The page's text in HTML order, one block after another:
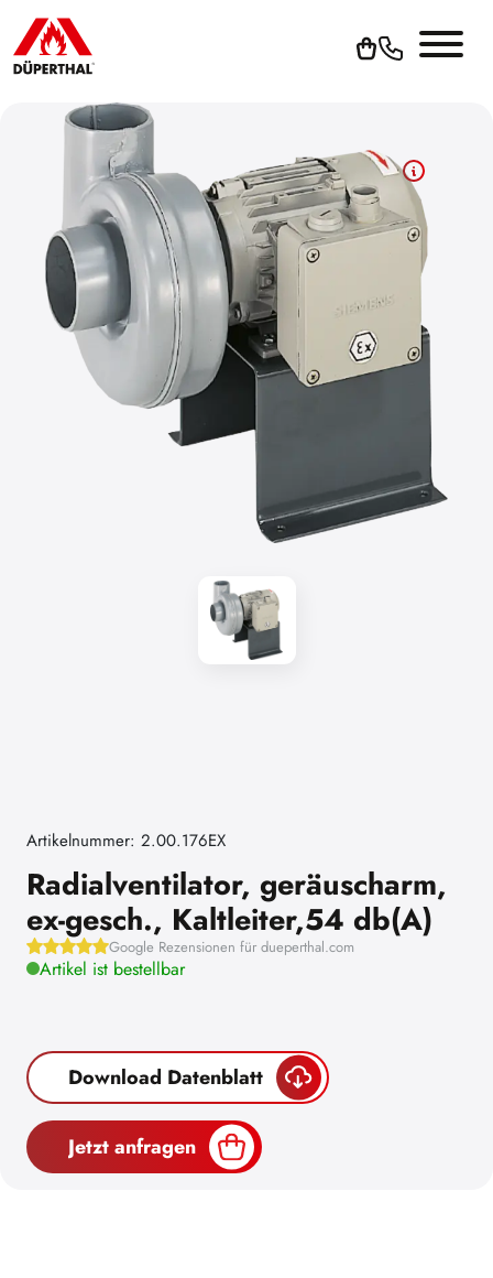
Artikelnummer: 2.00.176EX
Radialventilator, geräuscharm,
ex-gesch., Kaltleiter,54 db(A)
Google Rezensionen für dueperthal.com
Artikel ist bestellbar
Download Datenblatt
Jetzt anfragen